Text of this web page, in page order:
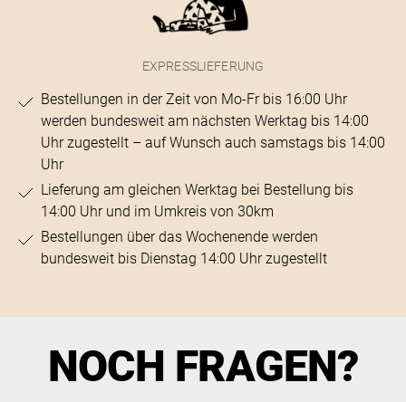
EXPRESSLIEFERUNG
Bestellungen in der Zeit von Mo-Fr bis 16:00 Uhr
werden bundesweit am nächsten Werktag bis 14:00
Uhr zugestellt – auf Wunsch auch samstags bis 14:00
Uhr
Lieferung am gleichen Werktag bei Bestellung bis
14:00 Uhr und im Umkreis von 30km
Bestellungen über das Wochenende werden
bundesweit bis Dienstag 14:00 Uhr zugestellt
NOCH FRAGEN?